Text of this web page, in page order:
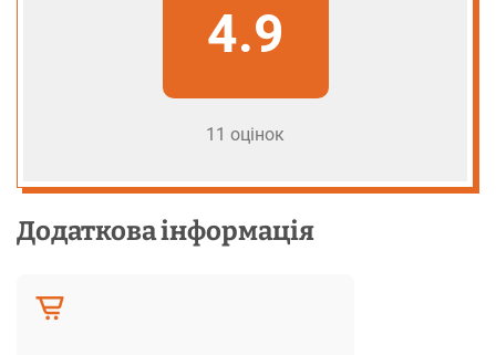
4.9
11 оцінок
Додаткова інформація